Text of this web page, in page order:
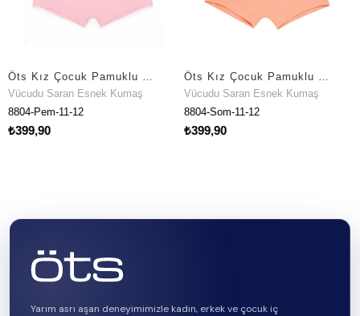
Öts Kız Çocuk Pamuklu Büstiyer Şort Pembe Meow Maksimum Hareket Özgürlüğü (8804-PEM)
Saran Esnek Kumaş
Pem-11-12
Öts Kız Çocuk Pamuklu Büstiyer Şort Somon Meow Özel Form Korumalı (8804-SOM)
Vücudu Saran Esnek Kumaş
8804-Som-11-12
₺399,90
Yarım asrı aşan deneyimimizle kadın, erkek ve çocuk iç